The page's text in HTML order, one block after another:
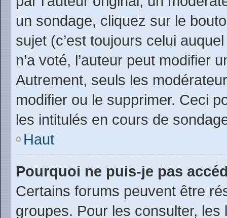
un sondage, cliquez sur le
sujet (c’est toujours celui
n’a voté, l’auteur peut modifier
Autrement, seuls les
modifier ou le supprimer. Ceci
les intitulés en cours de
Haut
Pourquoi ne puis-je pas
Certains forums peuvent être
groupes. Pour les consulter,